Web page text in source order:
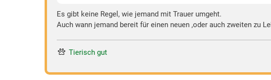
Es gibt keine Regel, wie jemand mit Trauer umgeht.
Auch wann jemand bereit für einen neuen ,oder auch zweiten zu
Tierisch gut